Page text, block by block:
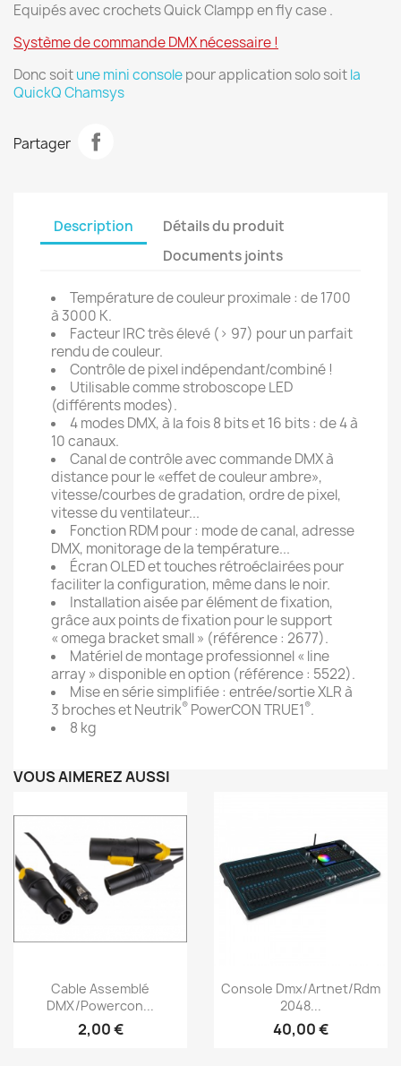
Equipés avec crochets Quick Clampp en fly case .
Système de commande DMX nécessaire !
Donc soitune mini consolepour application solo soitla
QuickQ Chamsys
Partager
Description
Détails du produit
Documents joints
Température de couleur proximale : de 1700
à 3000 K.
Facteur IRC très élevé (> 97) pour un parfait
rendu de couleur.
Contrôle de pixel indépendant/combiné !
Utilisable comme stroboscope LED
(différents modes).
4 modes DMX, à la fois 8 bits et 16 bits : de 4 à
10 canaux.
Canal de contrôle avec commande DMX à
distance pour le «effet de couleur ambre»,
vitesse/courbes de gradation, ordre de pixel,
vitesse du ventilateur...
Fonction RDM pour : mode de canal, adresse
DMX, monitorage de la température...
Écran OLED et touches rétroéclairées pour
faciliter la configuration, même dans le noir.
Installation aisée par élément de fixation,
grâce aux points de fixation pour le support
« omega bracket small » (référence : 2677).
Matériel de montage professionnel « line
array » disponible en option (référence : 5522).
Mise en série simplifiée : entrée/sortie XLR à
3 broches et Neutrik® PowerCON TRUE1®.
8 kg
VOUS AIMEREZ AUSSI
Aperçu rapide
Cable Assemblé
DMX/Powercon...
2,00 €
Aperçu rapide
Console Dmx/Artnet/Rdm
2048...
40,00 €